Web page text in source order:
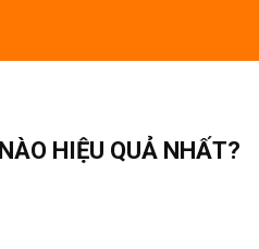
HIỆU QUẢ NHẤT?